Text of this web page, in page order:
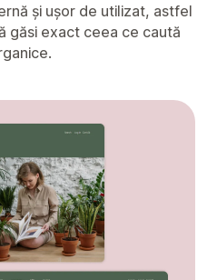
și ușor de utilizat, astfel
găsi exact ceea ce caută